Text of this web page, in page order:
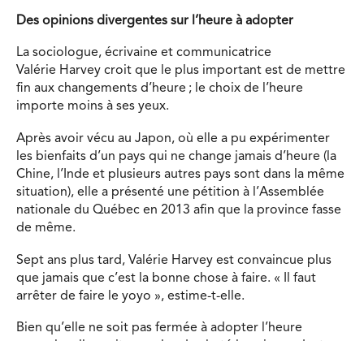
Des opinions divergentes sur l’heure à adopter
La sociologue, écrivaine et communicatrice
Valérie Harvey croit que le plus important est de mettre
fin aux changements d’heure ; le choix de l’heure
importe moins à ses yeux.
Après avoir vécu au Japon, où elle a pu expérimenter
les bienfaits d’un pays qui ne change jamais d’heure (la
Chine, l’Inde et plusieurs autres pays sont dans la même
situation), elle a présenté une pétition à l’Assemblée
nationale du Québec en 2013 afin que la province fasse
de même.
Sept ans plus tard, Valérie Harvey est convaincue plus
que jamais que c’est la bonne chose à faire. « Il faut
arrêter de faire le yoyo », estime-t-elle.
Bien qu’elle ne soit pas fermée à adopter l’heure